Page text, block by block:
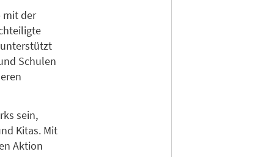
mit der
unterstützt
Schulen
sein,
Kitas. Mit
Aktion